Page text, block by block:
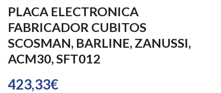
PLACA ELECTRONICA
FABRICADOR CUBITOS
SCOSMAN, BARLINE, ZANUSSI,
ACM30, SFT012
423,33€